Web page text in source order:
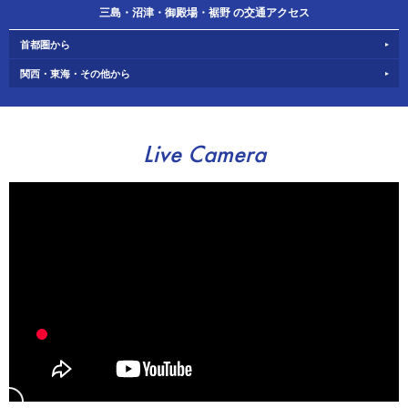
三島・沼津・御殿場・裾野 の交通アクセス
首都圏から
関西・東海・その他から
Live Camera